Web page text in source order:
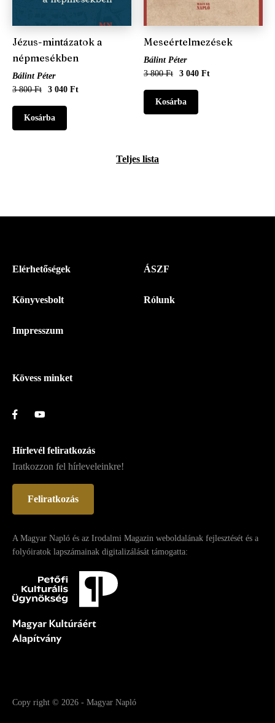
Jézus-mintázatok a
népmesékben
Bálint Péter
3 800 Ft
3 040 Ft
Meseértelmezések
Bálint Péter
3 800 Ft
3 040 Ft
Teljes lista
Menü
Magyar
-
Elérhetőségek
Könyvesbolt
Impresszum
ÁSZF
Rólunk
Kövess minket
Hírlevél feliratkozás
Iratkozzon fel hírleveleinkre!
Feliratkozás
A Magyar Napló és az Irodalmi Magazin weboldalának fejlesztését és a
folyóiratok lapszámainak digitalizálását támogatta:
Copy right © 2026 - Magyar Napló